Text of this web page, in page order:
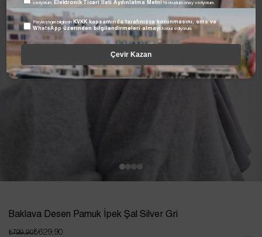
Baklava Desen Pamuk İpek Şal Silver Gri
₺799,90₺629,90
veriyorum. Elektronik Ticari İleti Aydınlatma Metni 'ni okudum onay veriyorum.
Paylaştığım bilgilerin KVKK kapsamında tarafınızca korunmasını, sms ve
WhatsApp üzerinden bilgilendirmeleri almayı
kabul ediyorum.
Çevir Kazan